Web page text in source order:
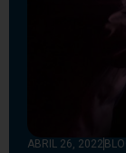
ABRIL 26, 2022